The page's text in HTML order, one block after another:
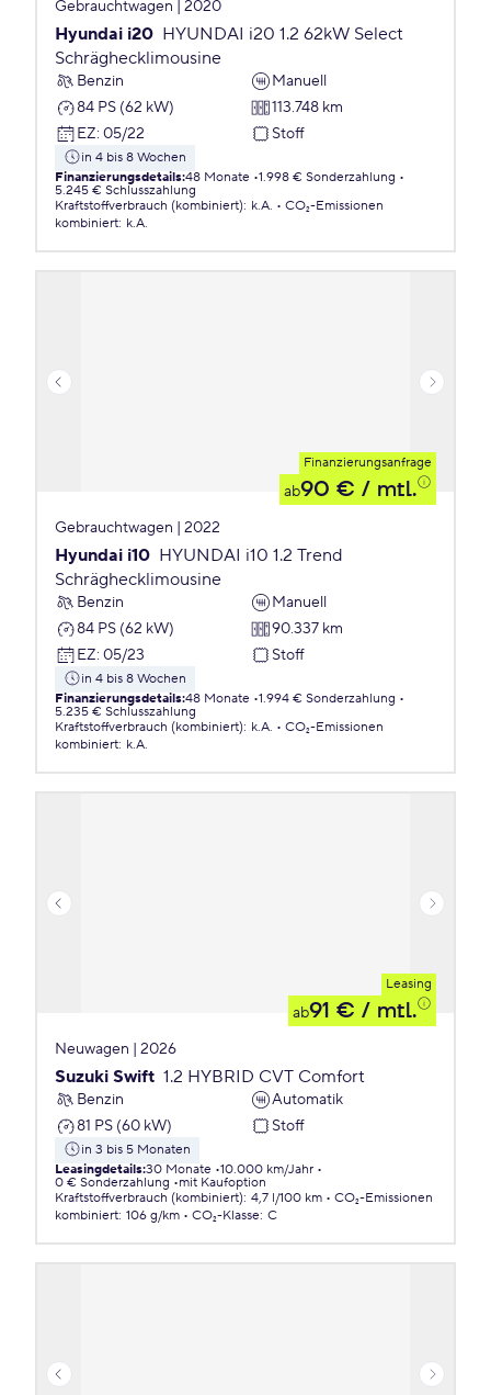
Gebrauchtwagen | 2020
Hyundai i20 HYUNDAI i20 1.2 62kW Select
Schräghecklimousine
Benzin
Manuell
84 PS (62 kW)
113.748 km
EZ: 05/22 Stoff
in 4 bis 8 Wochen
Finanzierungsdetails:48 Monate 1.998 € Sonderzahlung
5.245 € Schlusszahlung
Kraftstoffverbrauch (kombiniert): k.A.
CO₂-Emissionen
kombiniert: k.A.
Finanzierungsanfrage
ab90 € / mtl.
Gebrauchtwagen | 2022
Hyundai i10 HYUNDAI i10 1.2 Trend
Schräghecklimousine
Benzin
Manuell
84 PS (62 kW)
90.337 km
EZ: 05/23 Stoff
in 4 bis 8 Wochen
Finanzierungsdetails:48 Monate 1.994 € Sonderzahlung
5.235 € Schlusszahlung
Kraftstoffverbrauch (kombiniert): k.A.
CO₂-Emissionen
kombiniert: k.A.
Leasing
ab91 € / mtl.
Neuwagen | 2026
Suzuki Swift 1.2 HYBRID CVT Comfort
Benzin
Automatik
81 PS (60 kW)
Stoff
in 3 bis 5 Monaten
Leasingdetails:30 Monate 10.000 km/Jahr
0 € Sonderzahlung
mit Kaufoption
Kraftstoffverbrauch (kombiniert): 4,7 l/100 km
CO₂-Emissionen
kombiniert: 106 g/km CO₂-Klasse: C